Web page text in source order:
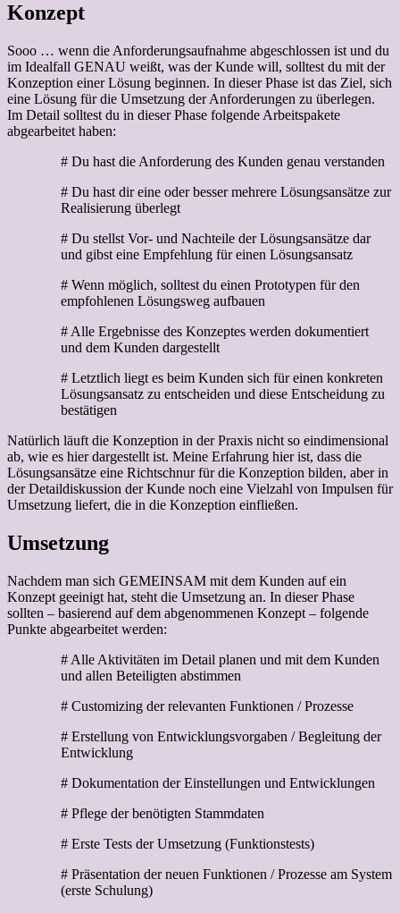
Konzept
Sooo … wenn die Anforderungsaufnahme abgeschlossen ist und du
im Idealfall GENAU weißt, was der Kunde will, solltest du mit der
Konzeption einer Lösung beginnen. In dieser Phase ist das Ziel, sich
eine Lösung für die Umsetzung der Anforderungen zu überlegen.
Im Detail solltest du in dieser Phase folgende Arbeitspakete
abgearbeitet haben:
# Du hast die Anforderung des Kunden genau verstanden
# Du hast dir eine oder besser mehrere Lösungsansätze zur
Realisierung überlegt
# Du stellst Vor- und Nachteile der Lösungsansätze dar
und gibst eine Empfehlung für einen Lösungsansatz
# Wenn möglich, solltest du einen Prototypen für den
empfohlenen Lösungsweg aufbauen
# Alle Ergebnisse des Konzeptes werden dokumentiert
und dem Kunden dargestellt
# Letztlich liegt es beim Kunden sich für einen konkreten
Lösungsansatz zu entscheiden und diese Entscheidung zu
bestätigen
Natürlich läuft die Konzeption in der Praxis nicht so eindimensional
ab, wie es hier dargestellt ist. Meine Erfahrung hier ist, dass die
Lösungsansätze eine Richtschnur für die Konzeption bilden, aber in
der Detaildiskussion der Kunde noch eine Vielzahl von Impulsen für
Umsetzung liefert, die in die Konzeption einfließen.
Umsetzung
Nachdem man sich GEMEINSAM mit dem Kunden auf ein
Konzept geeinigt hat, steht die Umsetzung an. In dieser Phase
sollten – basierend auf dem abgenommenen Konzept – folgende
Punkte abgearbeitet werden:
# Alle Aktivitäten im Detail planen und mit dem Kunden
und allen Beteiligten abstimmen
# Customizing der relevanten Funktionen / Prozesse
# Erstellung von Entwicklungsvorgaben / Begleitung der
Entwicklung
# Dokumentation der Einstellungen und Entwicklungen
# Pflege der benötigten Stammdaten
# Erste Tests der Umsetzung (Funktionstests)
# Präsentation der neuen Funktionen / Prozesse am System
(erste Schulung)